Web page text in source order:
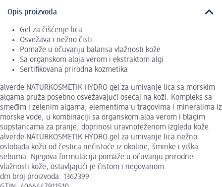
Opis proizvoda
Gel za čišćenje lica
Osvežava i nežno čisti
Pomaže u očuvanju balansa vlažnosti kože
Sa organskom aloja verom i ekstraktom algi
Sertifikovana prirodna kozmetika
alverde NATURKOSMETIK HYDRO gel za umivanje lica sa morskim
algama pruža posebno osvežavajući osećaj na koži. Kompleks sa
smeđim i zelenim algama, elementima u tragovima i mineralima iz
morske vode, u kombinaciji sa organskom aloa verom i blagim
supstancama za pranje, doprinosi uravnoteženom izgledu kože.
alverde NATURKOSMETIK HYDRO gel za umivanje lica nežno
oslobađa kožu od čestica nečistoće iz okoline, šminke i viška
sebuma. Njegova formulacija pomaže u očuvanju prirodne
vlažnosti kože, ostavljajući je čistom i negovanom.
dm broj proizvoda: 1362399